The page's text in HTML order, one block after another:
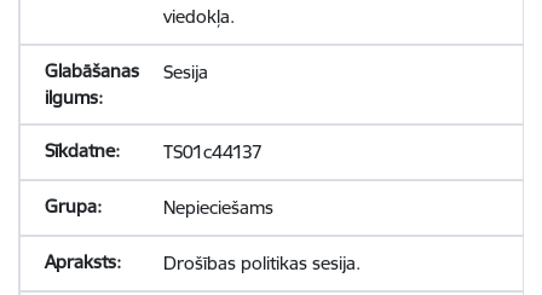
viedokļa.
Sesija
TS01c44137
Nepieciešams
Drošības politikas sesija.